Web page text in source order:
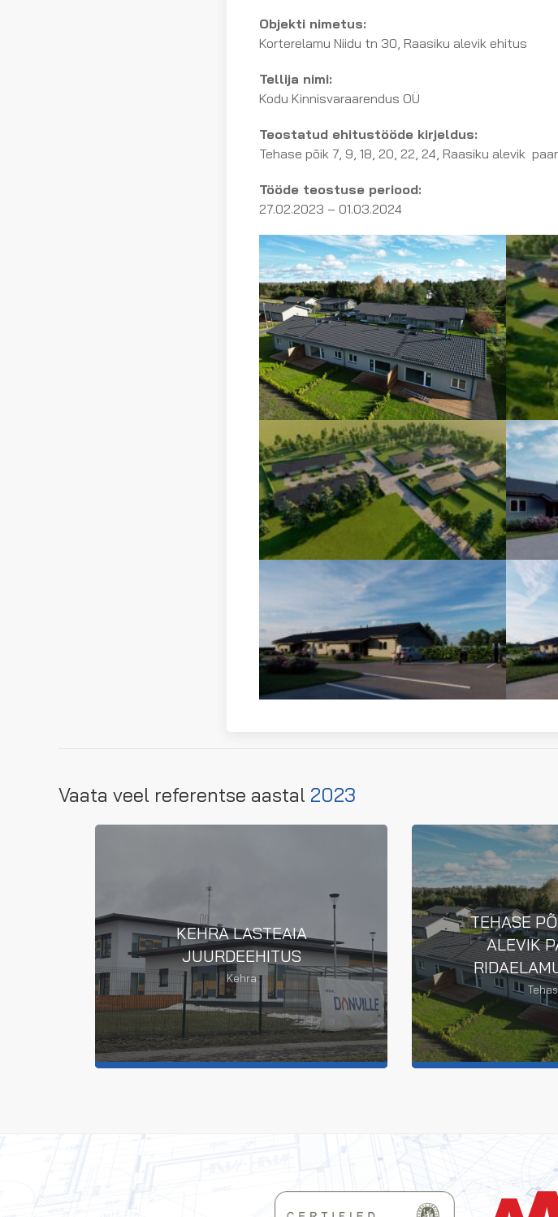
Objekti nimetus:
Korterelamu Niidu tn 30, Raasiku alevik ehitus
Tellija nimi:
Kodu Kinnisvaraarendus OÜ
Teostatud ehitustööde kirjeldus:
Tehase põik 7, 9, 18, 20, 22, 24, Raasiku alevik
Tööde teostuse periood:
27.02.2023 – 01.03.2024
Vaata veel referentse aastal 2023
JUURDEEHITUS
LOE EDASI
KEHRA LASTEAIA
JUURDEEHITUS
Kehra
TEHASE
ALEVIK
TEHASE
ALEVIK